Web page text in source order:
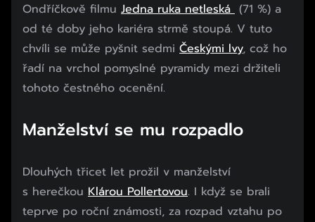
Ondříčkově filmu Jedna ruka netleská (71 %) a
od té doby jeho kariéra strmě stoupá. V tuto
chvíli se může pyšnit sedmi Českými lvy, což ho
řadí na vrchol pomyslné pyramidy mezi držiteli
tohoto čestného ocenění.
Manželství se mu rozpadlo
Dlouhých třicet let prožil v manželství
s herečkou Klárou Pollertovou. I když se brali
teprve po roční známosti, za rozpad vztahu po